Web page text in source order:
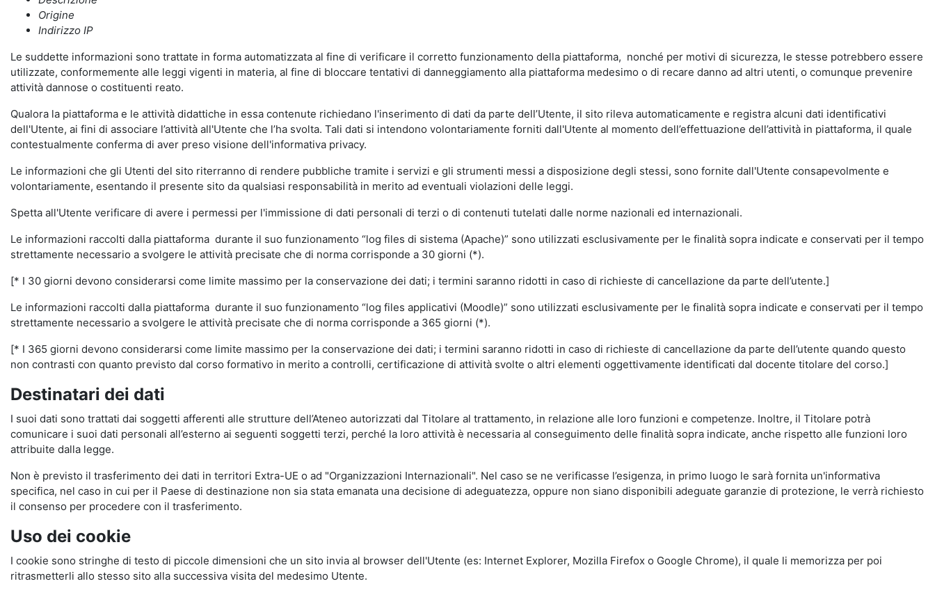
Origine
Indirizzo IP
Le suddette informazioni sono trattate in forma automatizzata al fine di verificare il corretto funzionamento della piattaforma, nonché per motivi di sicurezza, le stesse potrebbero essere
utilizzate, conformemente alle leggi vigenti in materia, al fine di bloccare tentativi di danneggiamento alla piattaforma medesimo o di recare danno ad altri utenti, o comunque prevenire
attività dannose o costituenti reato.
Qualora la piattaforma e le attività didattiche in essa contenute richiedano l'inserimento di dati da parte dell’Utente, il sito rileva automaticamente e registra alcuni dati identificativi
dell'Utente, ai fini di associare l’attività all'Utente che l’ha svolta. Tali dati si intendono volontariamente forniti dall'Utente al momento dell’effettuazione dell’attività in piattaforma, il quale
contestualmente conferma di aver preso visione dell'informativa privacy.
Le informazioni che gli Utenti del sito riterranno di rendere pubbliche tramite i servizi e gli strumenti messi a disposizione degli stessi, sono fornite dall'Utente consapevolmente e
volontariamente, esentando il presente sito da qualsiasi responsabilità in merito ad eventuali violazioni delle leggi.
Spetta all'Utente verificare di avere i permessi per l'immissione di dati personali di terzi o di contenuti tutelati dalle norme nazionali ed internazionali.
Le informazioni raccolti dalla piattaforma durante il suo funzionamento “log files di sistema (Apache)” sono utilizzati esclusivamente per le finalità sopra indicate e conservati per il tempo
strettamente necessario a svolgere le attività precisate che di norma corrisponde a 30 giorni (*).
[* I 30 giorni devono considerarsi come limite massimo per la conservazione dei dati; i termini saranno ridotti in caso di richieste di cancellazione da parte dell’utente.]
Le informazioni raccolti dalla piattaforma durante il suo funzionamento “log files applicativi (Moodle)” sono utilizzati esclusivamente per le finalità sopra indicate e conservati per il tempo
strettamente necessario a svolgere le attività precisate che di norma corrisponde a 365 giorni (*).
[* I 365 giorni devono considerarsi come limite massimo per la conservazione dei dati; i termini saranno ridotti in caso di richieste di cancellazione da parte dell’utente quando questo
non contrasti con quanto previsto dal corso formativo in merito a controlli, certificazione di attività svolte o altri elementi oggettivamente identificati dal docente titolare del corso.]
Destinatari dei dati
I suoi dati sono trattati dai soggetti afferenti alle strutture dell’Ateneo autorizzati dal Titolare al trattamento, in relazione alle loro funzioni e competenze. Inoltre, il Titolare potrà
comunicare i suoi dati personali all’esterno ai seguenti soggetti terzi, perché la loro attività è necessaria al conseguimento delle finalità sopra indicate, anche rispetto alle funzioni loro
attribuite dalla legge.
Non è previsto il trasferimento dei dati in territori Extra-UE o ad "Organizzazioni Internazionali". Nel caso se ne verificasse l’esigenza, in primo luogo le sarà fornita un'informativa
specifica, nel caso in cui per il Paese di destinazione non sia stata emanata una decisione di adeguatezza, oppure non siano disponibili adeguate garanzie di protezione, le verrà richiesto
il consenso per procedere con il trasferimento.
Uso dei cookie
I cookie sono stringhe di testo di piccole dimensioni che un sito invia al browser dell'Utente (es: Internet Explorer, Mozilla Firefox o Google Chrome), il quale li memorizza per poi
ritrasmetterli allo stesso sito alla successiva visita del medesimo Utente.